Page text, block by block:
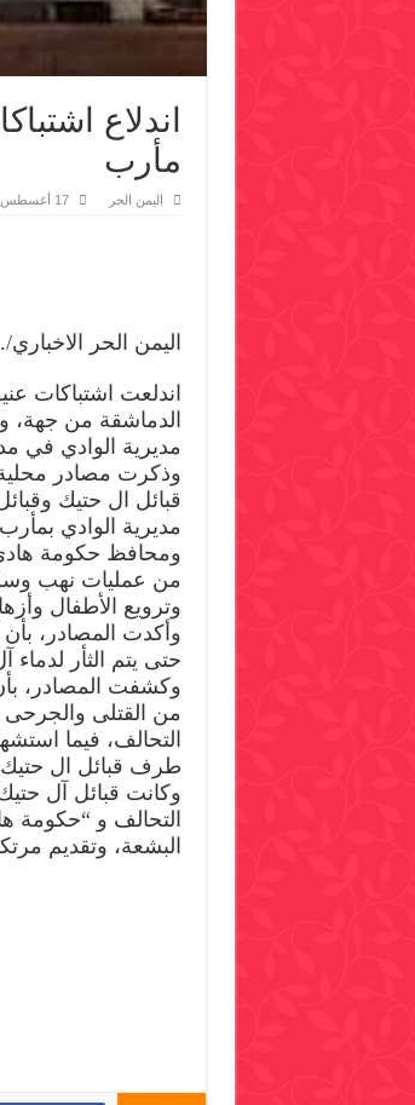
اندلاع
مأرب
اليمن الحر 17 أغسطس، 2020
اليمن الحر الاخباري/
اندلعت اشتباكات
الدماشقة من جهة،
مديرية الوادي في
وذكرت مصادر محلية
قبائل ال حتيك
مديرية الوادي
ومحافظ حكومة
من عمليات نهب
وترويع الأطفال
وأكدت المصادر، بأن
حتى يتم الثأر
وكشفت المصادر،
من القتلى
التحالف، فيما
طرف قبائل ال
وكانت قبائل آل
التحالف و “حكومة
البشعة، وتقديم